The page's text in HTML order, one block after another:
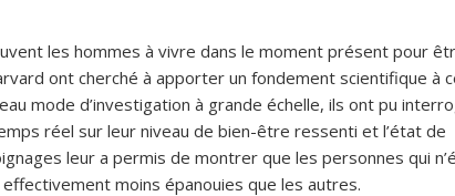
les hommes à vivre dans le moment présent pour
ont cherché à apporter un fondement scientifique à
mode d’investigation à grande échelle, ils ont pu
réel sur leur niveau de bien-être ressenti et l’état de
leur a permis de montrer que les personnes qui
moins épanouies que les autres.